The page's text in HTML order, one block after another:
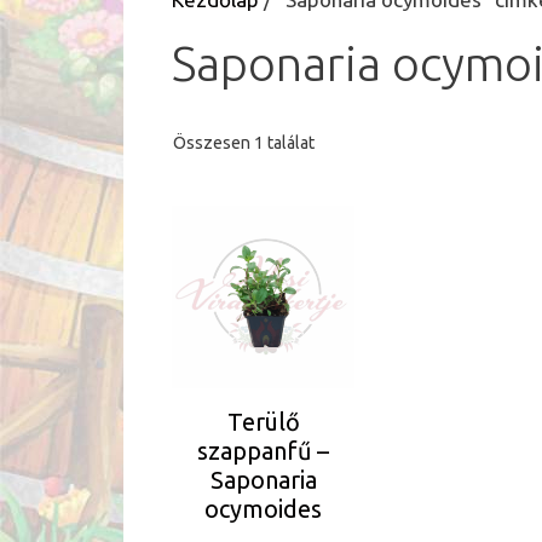
Saponaria
Összesen 1 találat
Terülő
szappanfű –
Saponaria
ocymoides